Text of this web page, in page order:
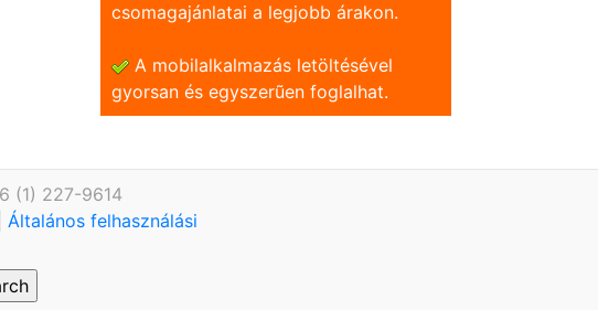
csomagajánlatai a legjobb árakon.
A mobilalkalmazás letöltésével
gyorsan és egyszerũen foglalhat.
(1) 227-9614
Általános felhasználási